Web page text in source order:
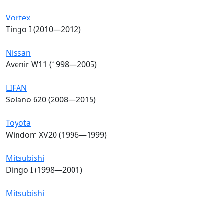
Vortex
Tingo I (2010—2012)
Nissan
Avenir W11 (1998—2005)
LIFAN
Solano 620 (2008—2015)
Toyota
Windom XV20 (1996—1999)
Mitsubishi
Dingo I (1998—2001)
Mitsubishi